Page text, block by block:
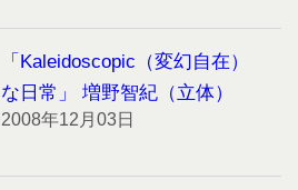
「Kaleidoscopic（変幻自在）
な日常」 増野智紀（立体）
2008年12月03日